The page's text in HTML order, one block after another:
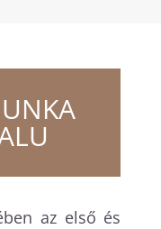
az első és